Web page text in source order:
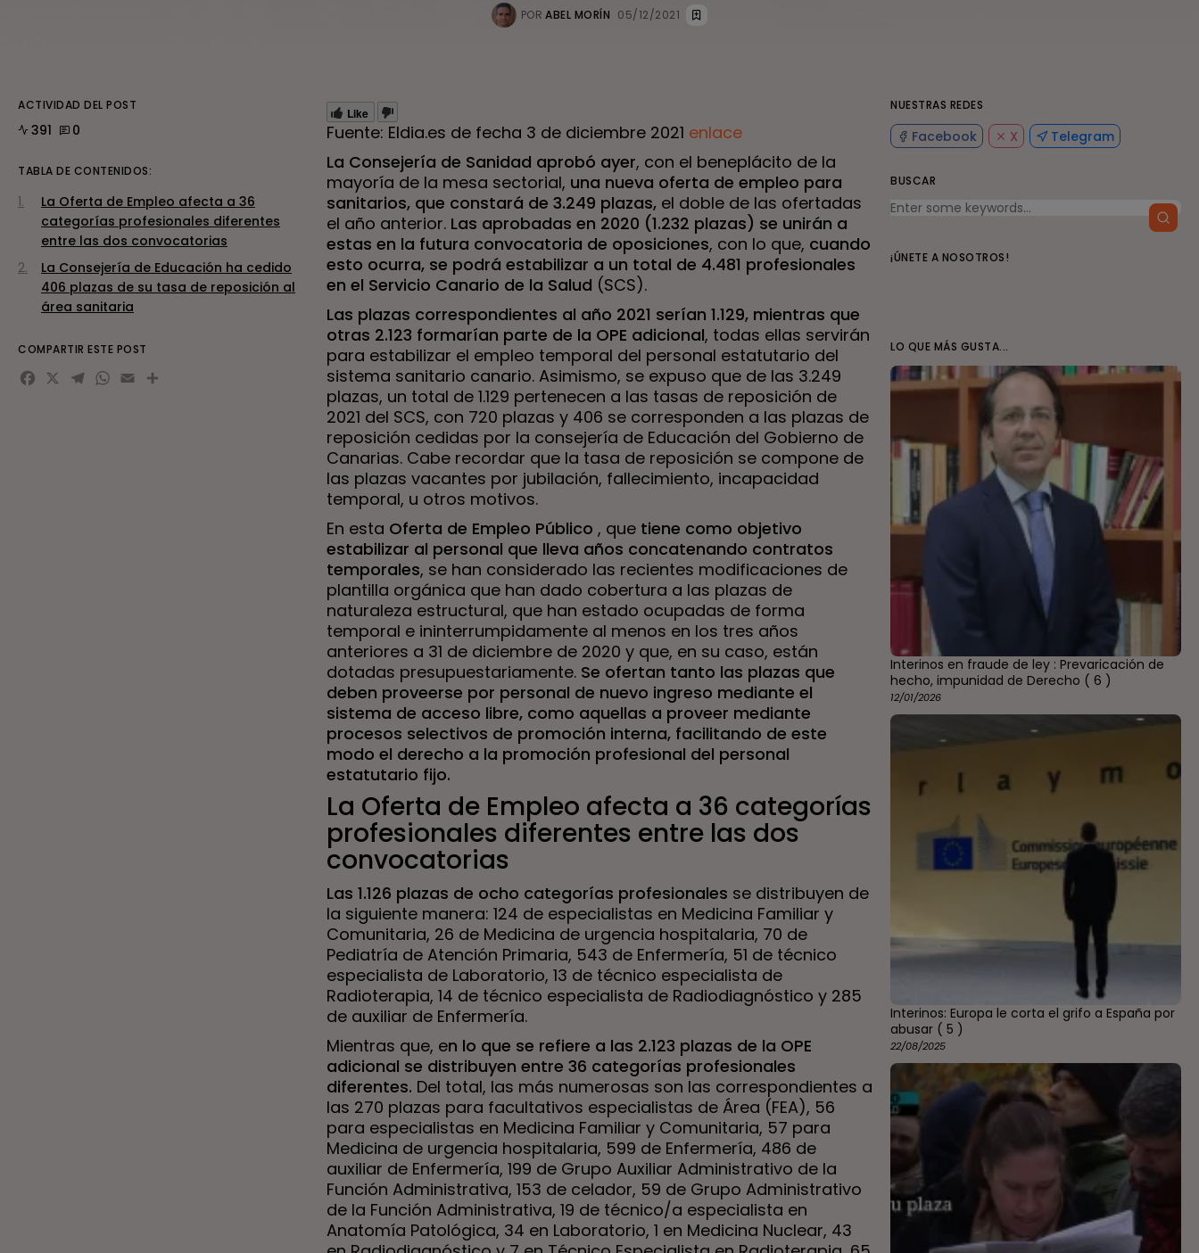
POR ABEL MORÍN 05/12/2021
NUESTRAS REDES
Facebook X Telegram
BUSCAR
¡ÚNETE A NOSOTROS!
LO QUE MÁS GUSTA...
Interinos en fraude de ley : Prevaricación de
hecho, impunidad de Derecho ( 6 )
12/01/2026
Interinos: Europa le corta el grifo a España por
abusar ( 5 )
22/08/2025
Like
Fuente: Eldia.es de fecha 3 de diciembre 2021 enlace
La Consejería de Sanidad aprobó ayer, con el beneplácito de la
mayoría de la mesa sectorial, una nueva oferta de empleo para
sanitarios, que constará de 3.249 plazas, el doble de las ofertadas
el año anterior. Las aprobadas en 2020 (1.232 plazas) se unirán a
estas en la futura convocatoria de oposiciones, con lo que, cuando
esto ocurra, se podrá estabilizar a un total de 4.481 profesionales
en el Servicio Canario de la Salud (SCS).
Las plazas correspondientes al año 2021 serían 1.129, mientras que
otras 2.123 formarían parte de la OPE adicional, todas ellas servirán
para estabilizar el empleo temporal del personal estatutario del
sistema sanitario canario. Asimismo, se expuso que de las 3.249
plazas, un total de 1.129 pertenecen a las tasas de reposición de
2021 del SCS, con 720 plazas y 406 se corresponden a las plazas de
reposición cedidas por la consejería de Educación del Gobierno de
Canarias. Cabe recordar que la tasa de reposición se compone de
las plazas vacantes por jubilación, fallecimiento, incapacidad
temporal, u otros motivos.
En esta Oferta de Empleo Público , que tiene como objetivo
estabilizar al personal que lleva años concatenando contratos
temporales, se han considerado las recientes modificaciones de
plantilla orgánica que han dado cobertura a las plazas de
naturaleza estructural, que han estado ocupadas de forma
temporal e ininterrumpidamente al menos en los tres años
anteriores a 31 de diciembre de 2020 y que, en su caso, están
dotadas presupuestariamente. Se ofertan tanto las plazas que
deben proveerse por personal de nuevo ingreso mediante el
sistema de acceso libre, como aquellas a proveer mediante
procesos selectivos de promoción interna, facilitando de este
modo el derecho a la promoción profesional del personal
estatutario fijo.
La Oferta de Empleo afecta a 36 categorías
profesionales diferentes entre las dos
convocatorias
Las 1.126 plazas de ocho categorías profesionales se distribuyen de
la siguiente manera: 124 de especialistas en Medicina Familiar y
Comunitaria, 26 de Medicina de urgencia hospitalaria, 70 de
Pediatría de Atención Primaria, 543 de Enfermería, 51 de técnico
especialista de Laboratorio, 13 de técnico especialista de
Radioterapia, 14 de técnico especialista de Radiodiagnóstico y 285
de auxiliar de Enfermería.
Mientras que, en lo que se refiere a las 2.123 plazas de la OPE
adicional se distribuyen entre 36 categorías profesionales
diferentes. Del total, las más numerosas son las correspondientes a
las 270 plazas para facultativos especialistas de Área (FEA), 56
para especialistas en Medicina Familiar y Comunitaria, 57 para
Medicina de urgencia hospitalaria, 599 de Enfermería, 486 de
auxiliar de Enfermería, 199 de Grupo Auxiliar Administrativo de la
Función Administrativa, 153 de celador, 59 de Grupo Administrativo
de la Función Administrativa, 19 de técnico/a especialista en
Anatomía Patológica, 34 en Laboratorio, 1 en Medicina Nuclear, 43
ACTIVIDAD DEL POST
391 0
TABLA DE CONTENIDOS:
La Oferta de Empleo afecta a 36
categorías profesionales diferentes
entre las dos convocatorias
La Consejería de Educación ha cedido
406 plazas de su tasa de reposición al
área sanitaria
COMPARTIR ESTE POST
Facebook
X Telegram
WhatsApp
EmailCompartir